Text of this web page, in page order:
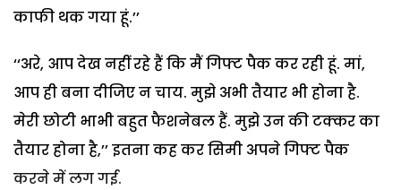
काफी थक गया हूं.’’
‘‘अरे, आप देख नहीं रहे हैं कि मैं गिफ्ट पैक कर रही हूं. मां,
आप ही बना दीजिए न चाय. मुझे अभी तैयार भी होना है.
मेरी छोटी भाभी बहुत फैशनेबल हैं. मुझे उन की टक्कर का
तैयार होना है,’’ इतना कह कर सिमी अपने गिफ्ट पैक
करने में लग गई.